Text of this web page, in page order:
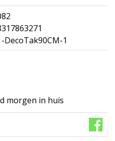
DecoTak90CM-1
morgen in huis